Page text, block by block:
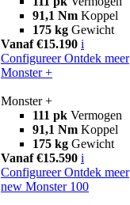
91,1 Nm Koppel
175 kg Gewicht
Vanaf €15.190 i
Configureer Ontdek meer
Monster +
Monster +
111 pk Vermogen
91,1 Nm Koppel
175 kg Gewicht
Vanaf €15.590 i
Configureer Ontdek meer
new Monster 100